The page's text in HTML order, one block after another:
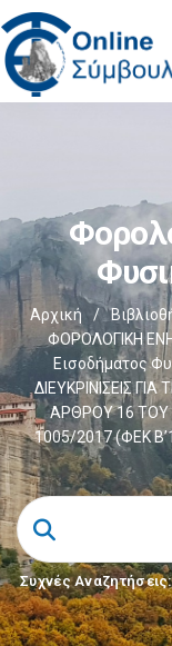
Αρχική /
ΦΟΡΟΛΟΓΙΚΗ
Εισοδήματος
ΔΙΕΥΚΡΙΝΙΣΕΙΣ
ΑΡΘΡΟΥ 16 ΤΟΥ
1005/2017 (ΦΕΚ
Συχνές Αναζητήσεις: